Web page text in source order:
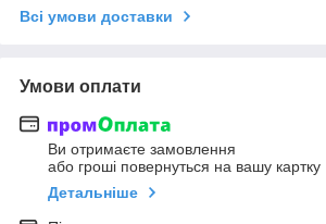
Всі умови доставки
Умови оплати
Ви отримаєте замовлення
або гроші повернуться на вашу картку
Детальніше